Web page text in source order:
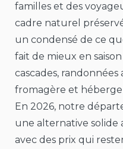
familles et des
cadre naturel
un condensé de ce
fait de mieux en
cascades, randonnées
fromagère et
En 2026, notre
une alternative solide
avec des prix qui